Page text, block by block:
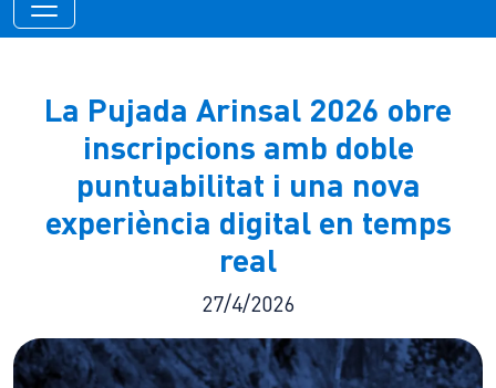
La Pujada Arinsal 2026 obre
inscripcions amb doble
puntuabilitat i una nova
experiència digital en temps
real
27/4/2026